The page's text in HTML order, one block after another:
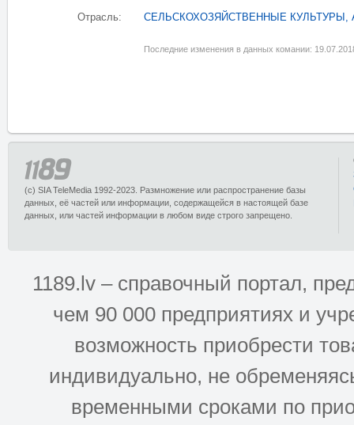
Отрасль: СЕЛЬСКОХОЗЯЙСТВЕННЫЕ КУЛЬТУРЫ,
Последние изменения в данных комании:
(c) SIA TeleMedia 1992-2023. Размножение или распространение базы
данных, её частей или информации, содержащейся в настоящей базе
данных, или частей информации в любом виде строго запрещено.
1189.lv – справочный портал,
чем 90 000 предприятиях и
возможность приобрести
индивидуально, не
временными сроками по